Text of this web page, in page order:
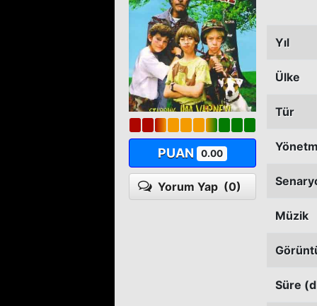
PUAN 0.00
Yorum Yap (0)
Yıl
Ülke
Tür
Müzik
Süre